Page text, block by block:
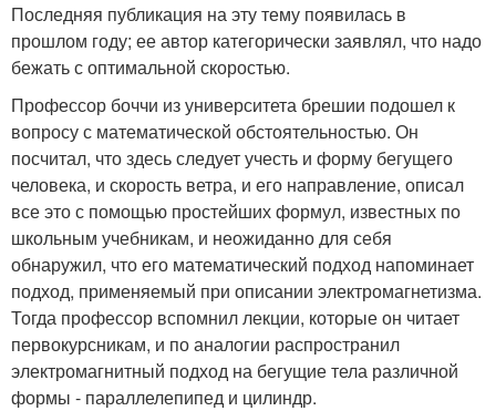
Последняя публикация на эту тему появилась в
прошлом году; ее автор категорически заявлял, что надо
бежать с оптимальной скоростью.
Профессор боччи из университета брешии подошел к
вопросу с математической обстоятельностью. Он
посчитал, что здесь следует учесть и форму бегущего
человека, и скорость ветра, и его направление, описал
все это с помощью простейших формул, известных по
школьным учебникам, и неожиданно для себя
обнаружил, что его математический подход напоминает
подход, применяемый при описании электромагнетизма.
Тогда профессор вспомнил лекции, которые он читает
первокурсникам, и по аналогии распространил
электромагнитный подход на бегущие тела различной
формы - параллелепипед и цилиндр.